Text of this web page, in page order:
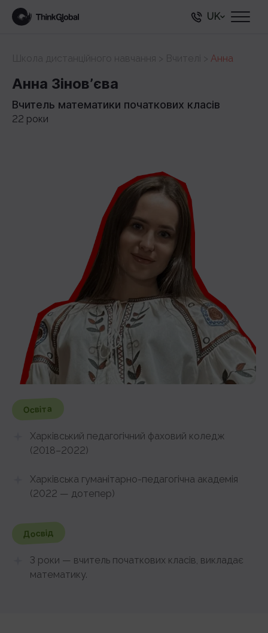
UK
Анна
Анна Зіновʼєва
Вчитель математики початкових класів
22 роки
Освіта
Харківський педагогічний фаховий коледж
(2018–2022)
Харківська гуманітарно-педагогічна академія
(2022 — дотепер)
Досвід
3 роки — вчитель початкових класів, викладає
математику.